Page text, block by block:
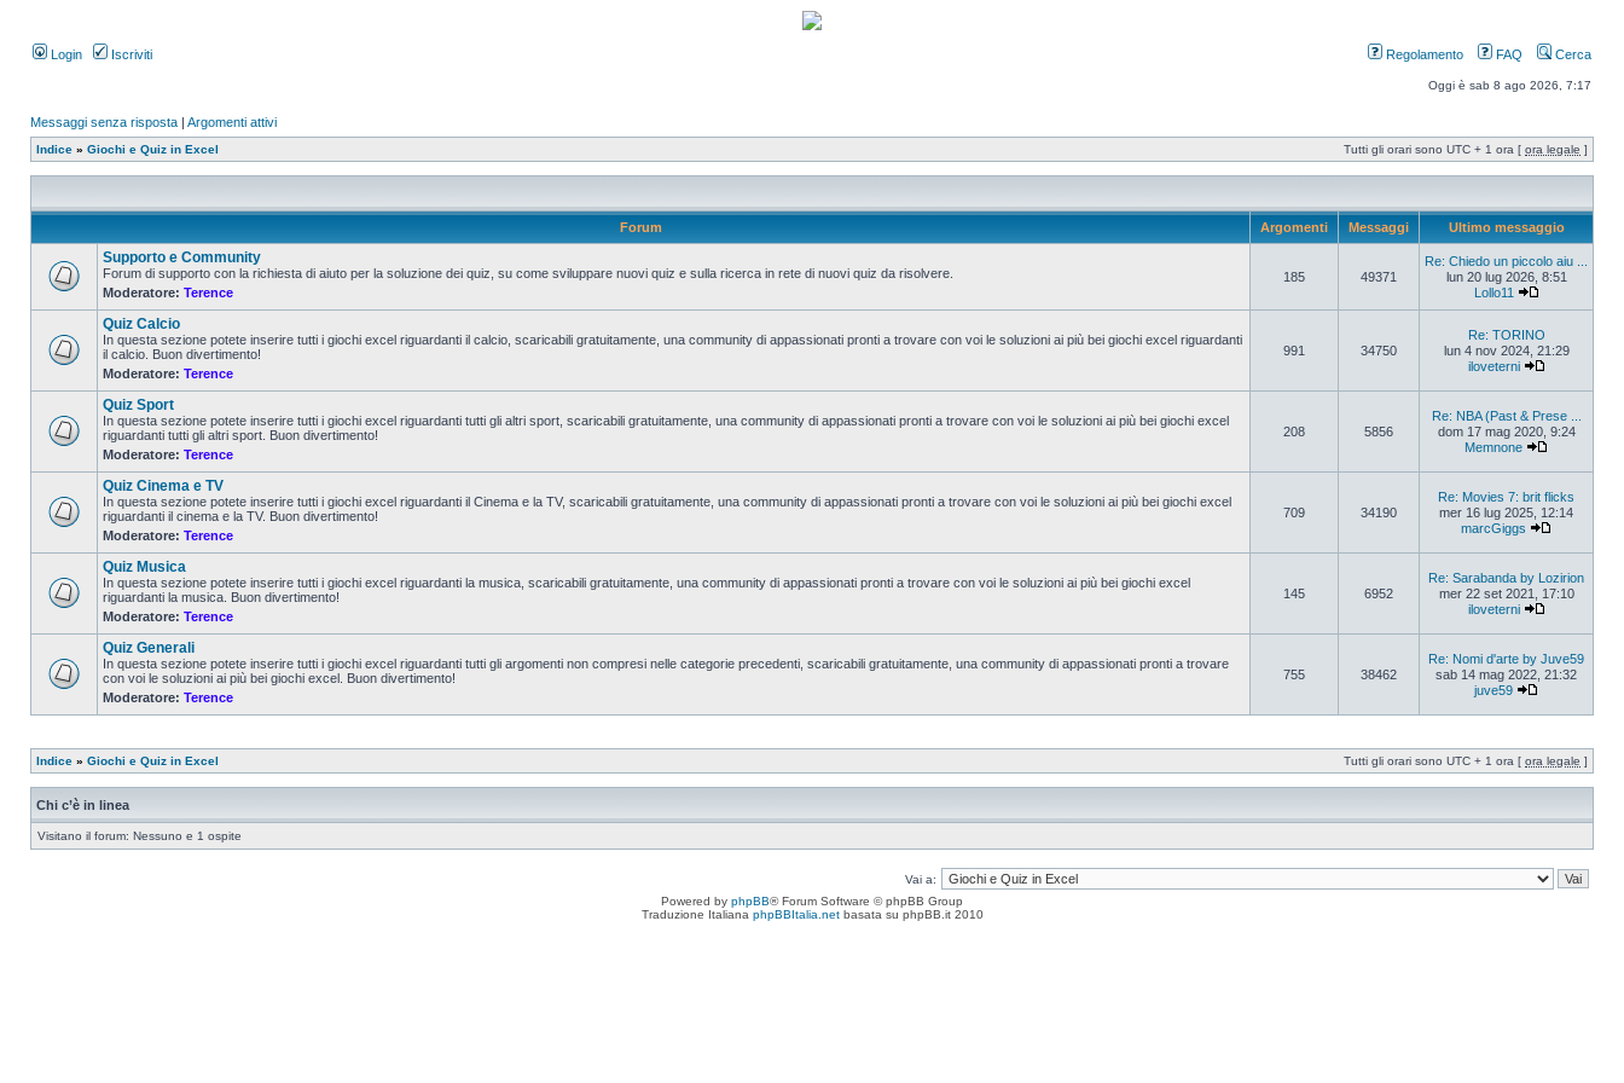
Login Iscriviti Regolamento FAQ Cerca
Oggi è sab 8 ago 2026, 7:17
Messaggi senza risposta | Argomenti attivi
Indice » Giochi e Quiz in Excel Tutti gli orari sono UTC + 1 ora [ ora legale ]
Forum Argomenti Messaggi Ultimo messaggio
Supporto e Community
Forum di supporto con la richiesta di aiuto per la soluzione dei quiz, su come sviluppare nuovi quiz e sulla ricerca in rete di nuovi quiz da risolvere.
Moderatore: Terence
185 49371
Re: Chiedo un piccolo aiu ...
lun 20 lug 2026, 8:51
Lollo11
Quiz Calcio
In questa sezione potete inserire tutti i giochi excel riguardanti il calcio, scaricabili gratuitamente, una community di appassionati pronti a trovare con voi le soluzioni ai più bei giochi excel riguardanti
il calcio. Buon divertimento!
Moderatore: Terence
991 34750
Re: TORINO
lun 4 nov 2024, 21:29
iloveterni
Quiz Sport
In questa sezione potete inserire tutti i giochi excel riguardanti tutti gli altri sport, scaricabili gratuitamente, una community di appassionati pronti a trovare con voi le soluzioni ai più bei giochi excel
riguardanti tutti gli altri sport. Buon divertimento!
Moderatore: Terence
208 5856
Re: NBA (Past & Prese ...
dom 17 mag 2020, 9:24
Memnone
Quiz Cinema e TV
In questa sezione potete inserire tutti i giochi excel riguardanti il Cinema e la TV, scaricabili gratuitamente, una community di appassionati pronti a trovare con voi le soluzioni ai più bei giochi excel
riguardanti il cinema e la TV. Buon divertimento!
Moderatore: Terence
709 34190
Re: Movies 7: brit flicks
mer 16 lug 2025, 12:14
marcGiggs
Quiz Musica
In questa sezione potete inserire tutti i giochi excel riguardanti la musica, scaricabili gratuitamente, una community di appassionati pronti a trovare con voi le soluzioni ai più bei giochi excel
riguardanti la musica. Buon divertimento!
Moderatore: Terence
145 6952
Re: Sarabanda by Lozirion
mer 22 set 2021, 17:10
iloveterni
Quiz Generali
In questa sezione potete inserire tutti i giochi excel riguardanti tutti gli argomenti non compresi nelle categorie precedenti, scaricabili gratuitamente, una community di appassionati pronti a trovare
con voi le soluzioni ai più bei giochi excel. Buon divertimento!
Moderatore: Terence
755 38462
Re: Nomi d'arte by Juve59
sab 14 mag 2022, 21:32
juve59
Indice » Giochi e Quiz in Excel Tutti gli orari sono UTC + 1 ora [ ora legale ]
Chi c’è in linea
Visitano il forum: Nessuno e 1 ospite
Vai a:
Powered by phpBB® Forum Software © phpBB Group
Traduzione Italiana phpBBItalia.netbasata su phpBB.it 2010